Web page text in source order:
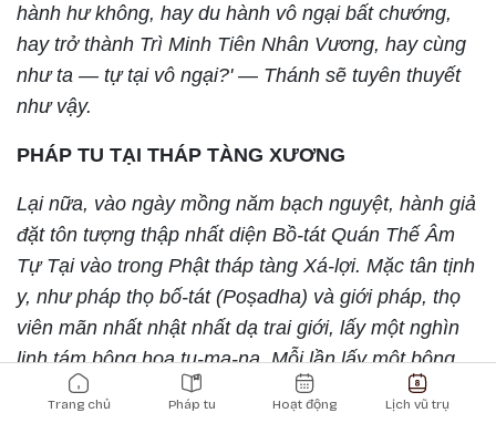
hành hư không, hay du hành vô ngại bất chướng,
hay trở thành Trì Minh Tiên Nhân Vương, hay cùng
như ta — tự tại vô ngại?' — Thánh sẽ tuyên thuyết
như vậy.
PHÁP TU TẠI THÁP TÀNG XƯƠNG
Lại nữa, vào ngày mồng năm bạch nguyệt, hành giả
đặt tôn tượng thập nhất diện Bồ-tát Quán Thế Âm
Tự Tại vào trong Phật tháp tàng Xá-lợi. Mặc tân tịnh
y, như pháp thọ bố-tát (Poṣadha) và giới pháp, thọ
viên mãn nhất nhật nhất dạ trai giới, lấy một nghìn
linh tám bông hoa tu-ma-na. Mỗi lần lấy một bông,
trì chú một biến cho đến khi hoàn tất tất cả. Khi ấy,
Main navigation
Trang chủ Pháp tu Hoạt động Lịch vũ trụ